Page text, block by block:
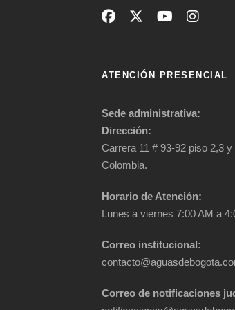
ATENCIÓN PRESENCIAL
Sede administrativa:
Dirección:
Carrera 11 # 93-92 piso 2,3 y
Colombia.
Horario de Atención:
Lunes a viernes 7:00 AM a
Correo institucional:
Correo de notificaciones